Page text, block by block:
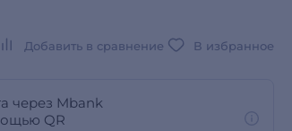
Добавить в сравнение В избранное
через Mbank
QR